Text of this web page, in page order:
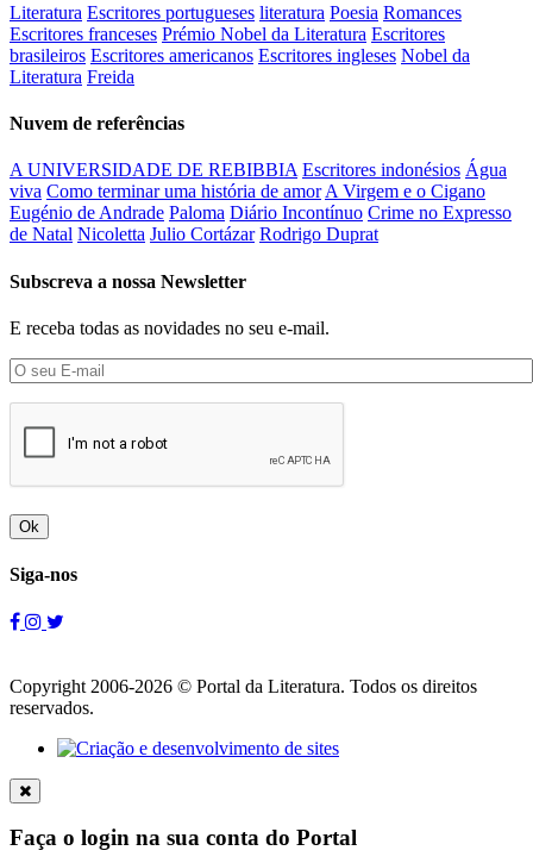
Literatura Escritores portugueses literatura Poesia Romances
Escritores franceses Prémio Nobel da Literatura Escritores
brasileiros Escritores americanos Escritores ingleses Nobel da
Literatura Freida
Nuvem de referências
A UNIVERSIDADE DE REBIBBIA Escritores indonésios Água
viva Como terminar uma história de amorA Virgem e o Cigano
Eugénio de Andrade Paloma Diário Incontínuo Crime no Expresso
de Natal Nicoletta Julio Cortázar Rodrigo Duprat
Subscreva a nossa Newsletter
E receba todas as novidades no seu e-mail.
Ok
Siga-nos
Copyright 2006-2026 © Portal da Literatura. Todos os direitos
reservados.
Faça o login na sua conta do Portal